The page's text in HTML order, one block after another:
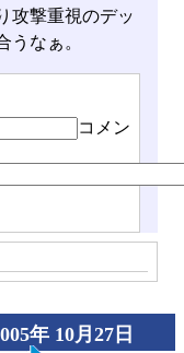
攻撃重視のデッ
うなぁ。
コメン
年 10月27日